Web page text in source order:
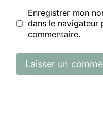
Enregistrer mon
dans le navigateur
commentaire.